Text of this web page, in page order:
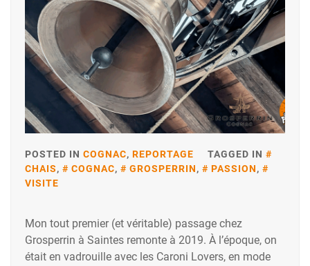
POSTED IN COGNAC, REPORTAGE
TAGGED IN
CHAIS, COGNAC, GROSPERRIN, PASSION,
VISITE
Mon tout premier (et véritable) passage chez
Grosperrin à Saintes remonte à 2019. À l’époque, on
était en vadrouille avec les Caroni Lovers, en mode